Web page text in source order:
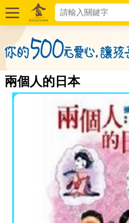
兩個人的日本